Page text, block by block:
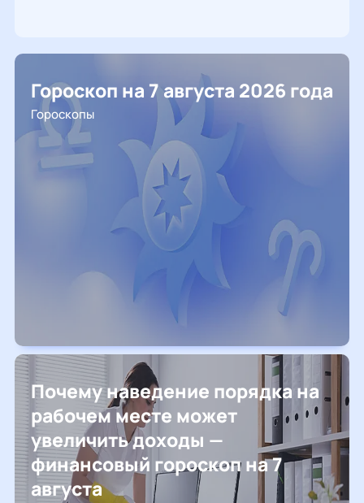
Гороскоп на 7 августа 2026 года
Гороскопы
Почему наведение порядка на
рабочем месте может
увеличить доходы —
финансовый гороскоп на 7
августа